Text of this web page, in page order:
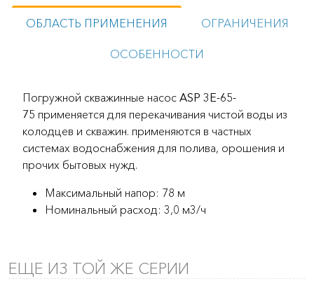
ОБЛАСТЬ ПРИМЕНЕНИЯ ОГРАНИЧЕНИЯ
ОСОБЕННОСТИ
Погружной скважинные насос ASP 3E-65-
75 применяется для перекачивания чистой воды из
колодцев и скважин. применяются в частных
системах водоснабжения для полива, орошения и
прочих бытовых нужд.
Максимальный напор: 78 м
Номинальный расход: 3,0 м3/ч
ЕЩЕ ИЗ ТОЙ ЖЕ СЕРИИ